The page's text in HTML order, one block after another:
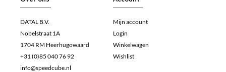
DATAL B.V.
Nobelstraat 1A
1704 RM Heerhugowaard
+31 (0)85 040 76 92
info@speedcube.nl
Mijn account
Login
Winkelwagen
Wishlist